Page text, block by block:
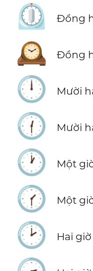
⏲️ Đồng
🕰️ Đồng
🕛 Mười
🕧 Mười
🕐 Một
🕜 Một
🕑 Hai giờ